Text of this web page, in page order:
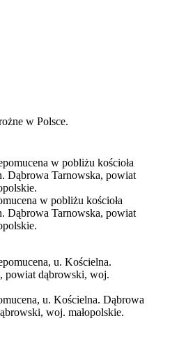
w pobliżu kościoła
Dąbrowa Tarnowska, powiat
u. Kościelna. Dąbrowa
woj. małopolskie.